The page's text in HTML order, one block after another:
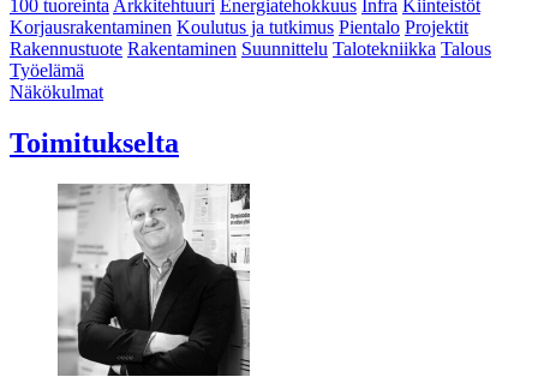
100 tuoreintaArkkitehtuuri Energiatehokkuus Infra Kiinteistöt
Korjausrakentaminen Koulutus ja tutkimus Pientalo Projektit
Rakennustuote Rakentaminen Suunnittelu Talotekniikka Talous
Työelämä
Näkökulmat
Toimitukselta